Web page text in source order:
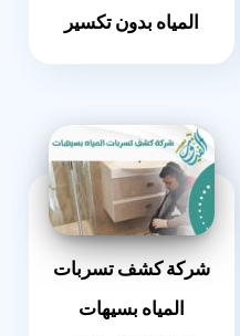
المياه بدون تكسير
شركة كشف تسربات
المياه بسيهات